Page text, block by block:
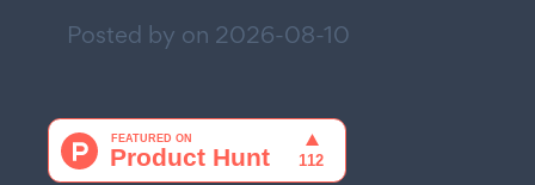
Posted by on 2026-08-10